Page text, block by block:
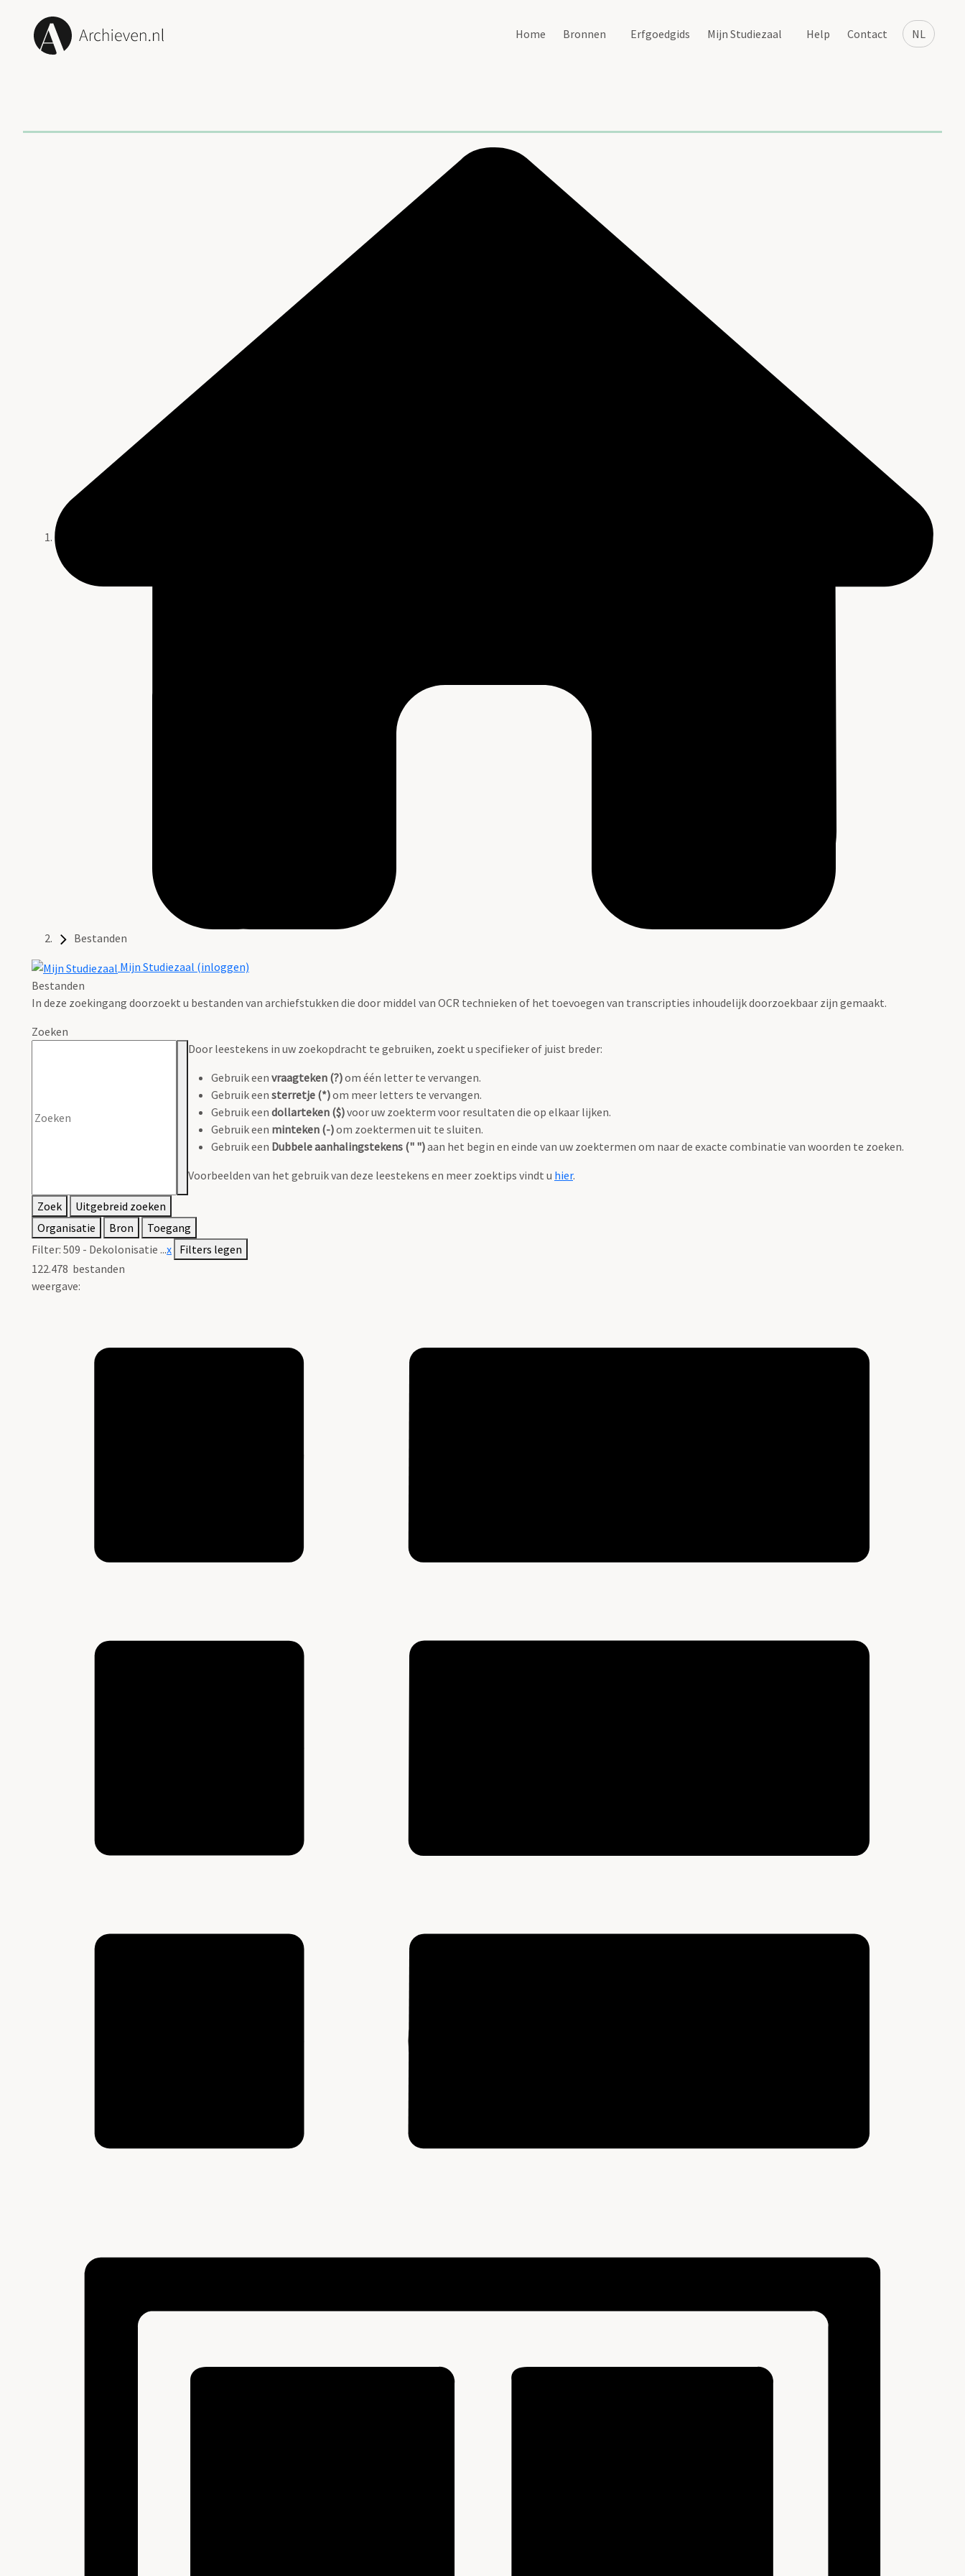
NL
Home Bronnen Erfgoedgids Mijn Studiezaal Help Contact
Bestanden
Mijn Studiezaal (inloggen)
Bestanden
In deze zoekingang doorzoekt u bestanden van archiefstukken die door middel van OCR technieken of het toevoegen van transcripties inhoudelijk doorzoekbaar zijn gemaakt.
Zoeken
Door leestekens in uw zoekopdracht te gebruiken, zoekt u specifieker of juist breder:
Gebruik een vraagteken (?)om één letter te vervangen.
Gebruik een sterretje (*)om meer letters te vervangen.
Gebruik een dollarteken ($)voor uw zoekterm voor resultaten die op elkaar lijken.
Gebruik een minteken (-)om zoektermen uit te sluiten.
Gebruik een Dubbele aanhalingstekens (" ")aan het begin en einde van uw zoektermen om naar de exacte combinatie van woorden te zoeken.
Voorbeelden van het gebruik van deze leestekens en meer zoektips vindt u hier.
Zoek
Uitgebreid zoeken
Organisatie
Bron
Toegang
Filter: 509 - Dekolonisatie ...x Filters legen
122.478 bestanden
weergave: